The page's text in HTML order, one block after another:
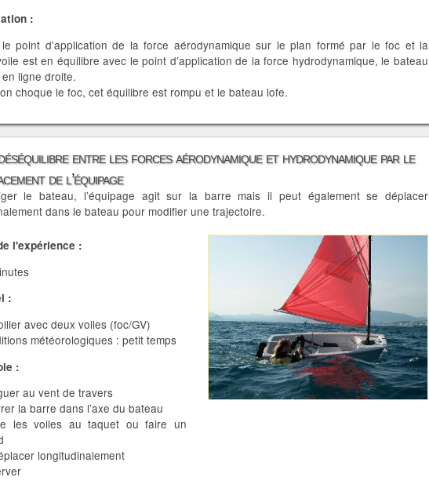
:
point d’application de la force aérodynamique sur le plan formé par le foc et la
est en équilibre avec le point d’application de la force hydrodynamique, le bateau
ligne droite.
choque le foc, cet équilibre est rompu et le bateau lofe.
entre les forces aérodynamique et hydrodynamique par le
de l’équipage
le bateau, l’équipage agit sur la barre mais il peut également se déplacer
dans le bateau pour modifier une trajectoire.
l'expérience :
:
avec deux voiles (foc/GV)
météorologiques : petit temps
:
au vent de travers
la barre dans l’axe du bateau
les voiles au taquet ou faire un
longitudinalement